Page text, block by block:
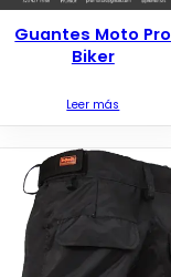
Guantes Moto Pro
Biker
Leer más